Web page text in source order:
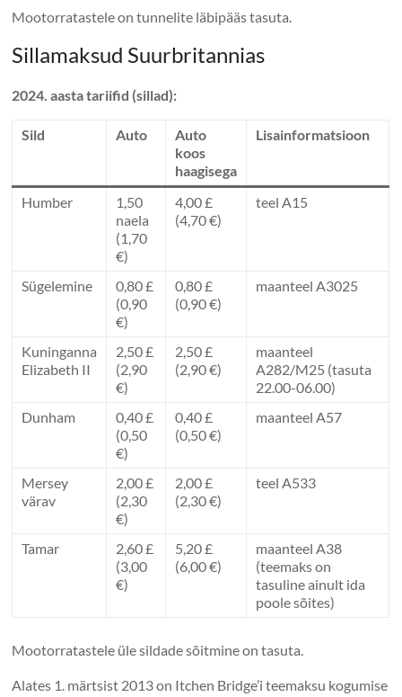
Mootorratastele on tunnelite läbipääs tasuta.
Sillamaksud Suurbritannias
2024. aasta tariifid (sillad):
Sild Auto
Auto
koos
haagisega
Lisainformatsioon
Humber
1,50
naela
(1,70
€)
4,00 £
(4,70 €)
teel A15
Sügelemine
0,80 £
(0,90
€)
0,80 £
(0,90 €)
maanteel A3025
Kuninganna
Elizabeth II
2,50 £
(2,90
€)
2,50 £
(2,90 €)
maanteel
A282/M25 (tasuta
22.00-06.00)
Dunham
0,40 £
(0,50
€)
0,40 £
(0,50 €)
maanteel A57
Mersey
värav
2,00 £
(2,30
€)
2,00 £
(2,30 €)
teel A533
Tamar
2,60 £
(3,00
€)
5,20 £
(6,00 €)
maanteel A38
(teemaks on
tasuline ainult ida
poole sõites)
Mootorratastele üle sildade sõitmine on tasuta.
Alates 1. märtsist 2013 on Itchen Bridge’i teemaksu kogumise